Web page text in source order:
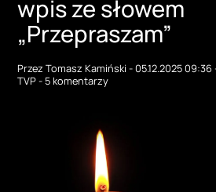
wpis ze słowem
„Przepraszam”
PrzezTomasz Kamiński-05.12.2025 09:36
TVP-5 komentarzy